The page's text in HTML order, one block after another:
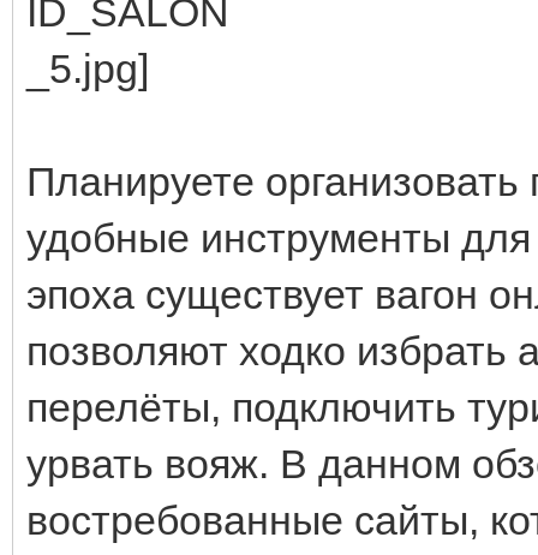
Планируете
удобные инструменты
эпоха существует вагон
позволяют ходко
перелёты, подключить
урвать вояж. В данном
востребованные сайты,